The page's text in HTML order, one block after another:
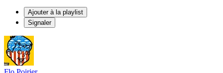
Ajouter à la playlist
Signaler